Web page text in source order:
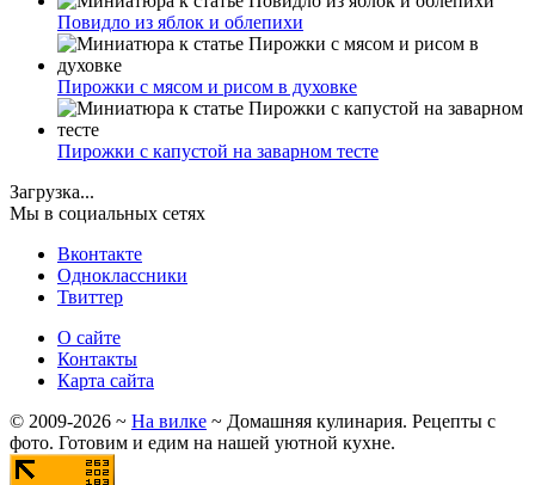
Повидло из яблок и облепихи
Пирожки с мясом и рисом в духовке
Пирожки с капустой на заварном тесте
Загрузка...
Мы в социальных сетях
Вконтакте
Одноклассники
Твиттер
О сайте
Контакты
Карта сайта
© 2009-2026 ~ На вилке ~ Домашняя кулинария. Рецепты с
фото. Готовим и едим на нашей уютной кухне.